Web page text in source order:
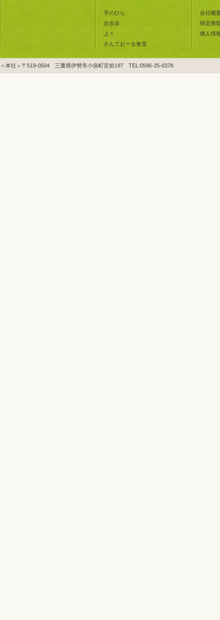
手のひら
歩歩歩
上々
さんておーる食堂
会社概
特定商
個人情
＜本社＞〒519-0504 三重県伊勢市小俣町宮前197 TEL:0596-25-0378